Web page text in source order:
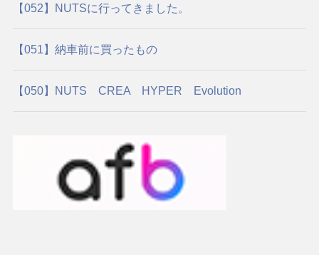
【052】NUTSに行ってきました。
【051】納車前に買ったもの
【050】NUTS CREA HYPER Evolution